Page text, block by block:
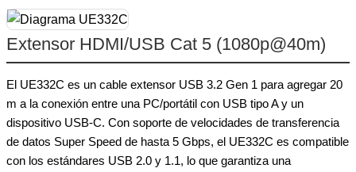
Extensor HDMI/USB Cat 5 (1080p@40m)
El UE332C es un cable extensor USB 3.2 Gen 1 para agregar 20
m a la conexión entre una PC/portátil con USB tipo A y un
dispositivo USB-C. Con soporte de velocidades de transferencia
de datos Super Speed de hasta 5 Gbps, el UE332C es compatible
con los estándares USB 2.0 y 1.1, lo que garantiza una